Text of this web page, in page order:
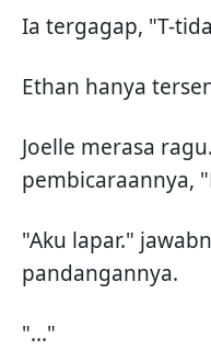
Ia tergagap, "T-
Ethan hanya
Joelle merasa
pembicaraannya,
"Aku lapar."
pandangannya.
"..."